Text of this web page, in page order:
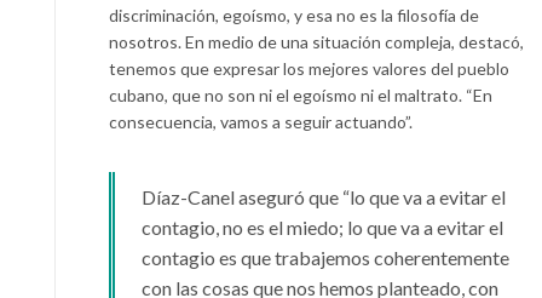
discriminación, egoísmo, y esa no es la filosofía de
nosotros. En medio de una situación compleja, destacó,
tenemos que expresar los mejores valores del pueblo
cubano, que no son ni el egoísmo ni el maltrato. “En
consecuencia, vamos a seguir actuando”.
Díaz-Canel aseguró que “lo que va a evitar el
contagio, no es el miedo; lo que va a evitar el
contagio es que trabajemos coherentemente
con las cosas que nos hemos planteado, con